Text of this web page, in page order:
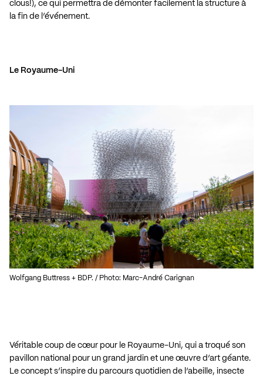
clous!), ce qui permettra de démonter facilement la structure à
la fin de l’événement.
Le Royaume-Uni
Wolfgang Buttress + BDP. / Photo: Marc-André Carignan
Véritable coup de cœur pour le Royaume-Uni, qui a troqué son
pavillon national pour un grand jardin et une œuvre d’art géante.
Le concept s’inspire du parcours quotidien de l’abeille, insecte